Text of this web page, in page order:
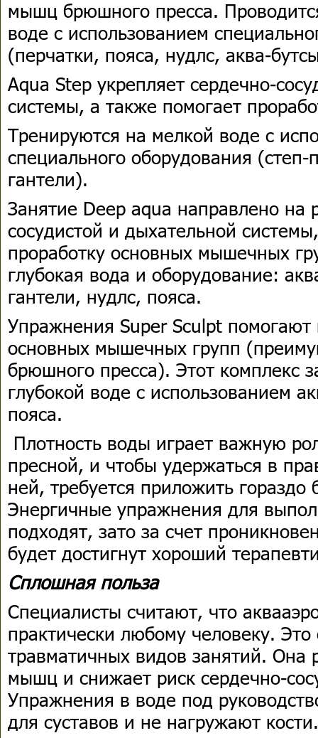
мышц брюшного пресса.
воде с использованием
(перчатки, пояса, нудлс, аква-
Aqua Step укрепляет сердечно-
системы, а также помогает
Тренируются на мелкой воде с
специального оборудования
гантели).
Занятие Deep aqua направлено на
сосудистой и дыхательной
проработку основных мышечных
глубокая вода и оборудование:
гантели, нудлс, пояса.
Упражнения Super Sculpt помогают
основных мышечных групп
брюшного пресса). Этот комплекс
глубокой воде с использованием
пояса.
Плотность воды играет важную
пресной, и чтобы удержаться в
ней, требуется приложить гораздо
Энергичные упражнения для
подходят, зато за счет
будет достигнут хороший
Сплошная польза
Специалисты считают, что
практически любому человеку.
травматичных видов занятий. Она
мышц и снижает риск сердечно-
Упражнения в воде под
для суставов и не нагружают кости.